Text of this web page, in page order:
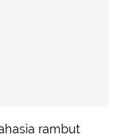
rambut